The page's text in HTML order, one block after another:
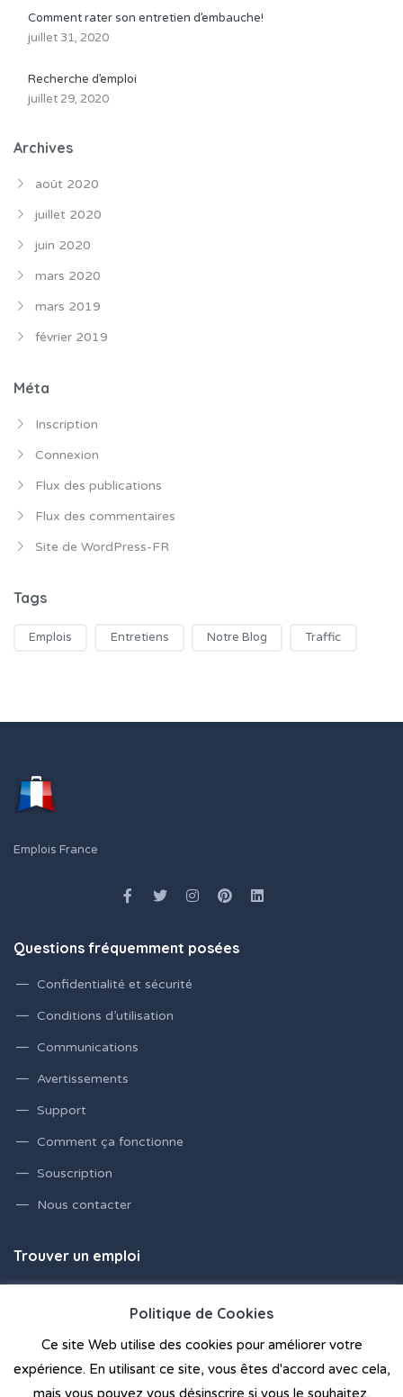
Comment rater son entretien d’embauche!
juillet 31, 2020
Recherche d’emploi
juillet 29, 2020
Archives
août 2020
juillet 2020
juin 2020
mars 2020
mars 2019
février 2019
Méta
Inscription
Connexion
Flux des publications
Flux des commentaires
Site de WordPress-FR
Tags
Emplois Entretiens Notre Blog Traffic
Emplois France
Questions fréquemment posées
Confidentialité et sécurité
Conditions d’utilisation
Communications
Avertissements
Support
Comment ça fonctionne
Souscription
Nous contacter
Trouver un emploi
Politique de Cookies
Ce site Web utilise des cookies pour améliorer votre
expérience. En utilisant ce site, vous êtes d'accord avec cela,
mais vous pouvez vous désinscrire si vous le souhaitez.